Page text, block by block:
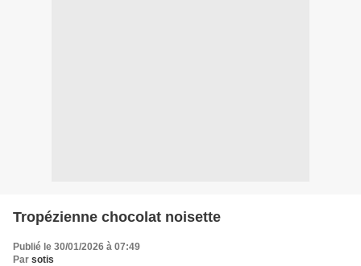
Tropézienne chocolat noisette
Publié le 30/01/2026 à 07:49
Par sotis